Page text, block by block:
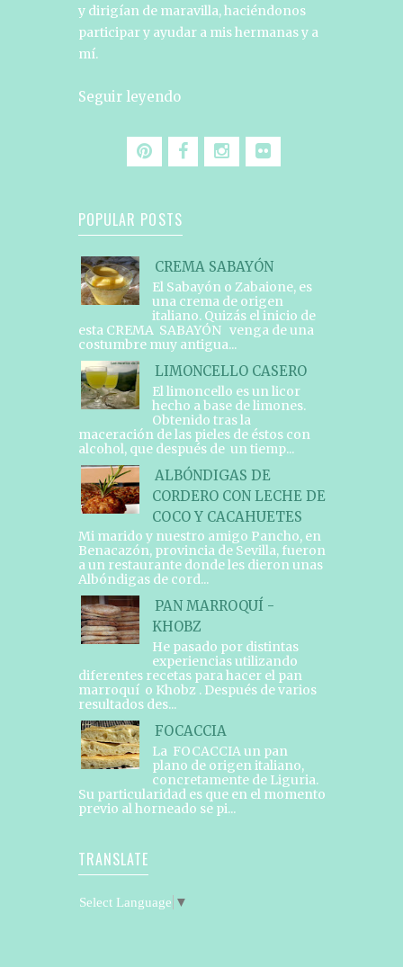
y dirigían de maravilla, haciéndonos
participar y ayudar a mis hermanas y a
mí.
Seguir leyendo
POPULAR POSTS
CREMA SABAYÓN
El Sabayón o Zabaione, es
una crema de origen
italiano. Quizás el inicio de
esta CREMA SABAYÓN venga de una
costumbre muy antigua...
LIMONCELLO CASERO
El limoncello es un licor
hecho a base de limones.
Obtenido tras la
maceración de las pieles de éstos con
alcohol, que después de un tiemp...
ALBÓNDIGAS DE
CORDERO CON LECHE DE
COCO Y CACAHUETES
Mi marido y nuestro amigo Pancho, en
Benacazón, provincia de Sevilla, fueron
a un restaurante donde les dieron unas
Albóndigas de cord...
PAN MARROQUÍ -
KHOBZ
He pasado por distintas
experiencias utilizando
diferentes recetas para hacer el pan
marroquí o Khobz . Después de varios
resultados des...
FOCACCIA
La FOCACCIA un pan
plano de origen italiano,
concretamente de Liguria.
Su particularidad es que en el momento
previo al horneado se pi...
TRANSLATE
Select Language ▼